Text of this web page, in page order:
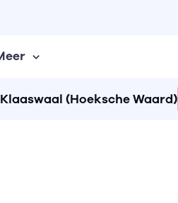
(Hoeksche Waard)